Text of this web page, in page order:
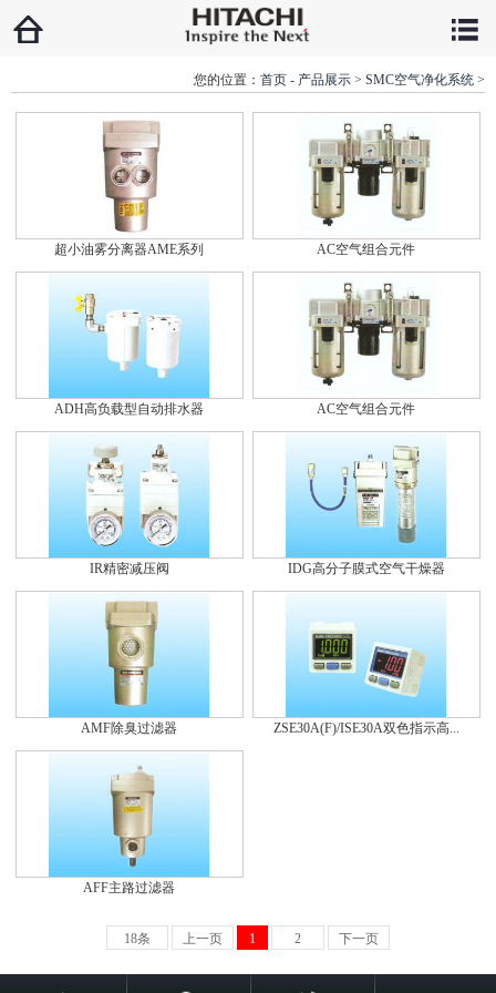
您的位置： 首页 - 产品展示 > SMC空气净化系统 >
超小油雾分离器AME系列 AC空气组合元件
ADH高负载型自动排水器 AC空气组合元件
IR精密减压阀 IDG高分子膜式空气干燥器
AMF除臭过滤器 ZSE30A(F)/ISE30A双色指示高...
AFF主路过滤器
18条 上一页 1 2 下一页